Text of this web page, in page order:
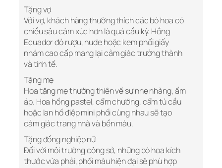
Tặng vợ
Với vợ, khách hàng thường thích các bó hoa có
chiều sâu cảm xúc hơn là quá cầu kỳ. Hồng
Ecuador đỏ rượu, nude hoặc kem phối giấy
nhám cao cấp mang lại cảm giác trưởng thành
và tinh tế.
Tặng mẹ
Hoa tặng mẹ thường thiên về sự nhẹ nhàng, ấm
áp. Hoa hồng pastel, cẩm chướng, cẩm tú cầu
hoặc lan hồ điệp mini phối cùng nhau sẽ tạo
cảm giác trang nhã và bền màu.
Tặng đồng nghiệp nữ
Đối với môi trường công sở, những bó hoa kích
thước vừa phải, phối màu hiện đại sẽ phù hợp